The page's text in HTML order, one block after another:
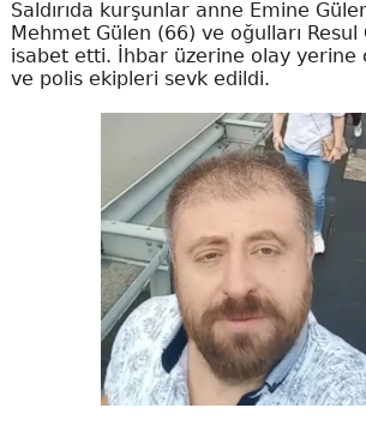
Saldırıda kurşunlar anne Emine
Mehmet Gülen (66) ve oğulları Resul
isabet etti. İhbar üzerine olay yerine
ve polis ekipleri sevk edildi.